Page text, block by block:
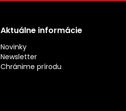
Aktuálne informácie
Novinky
Newsletter
Chránime prírodu